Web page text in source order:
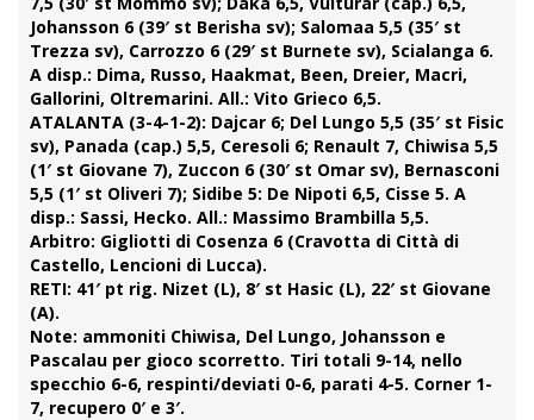
Johansson 6 (39′ st Berisha sv); Salomaa 5,5 (35′ st
Trezza sv), Carrozzo 6 (29′ st Burnete sv), Scialanga 6.
A disp.: Dima, Russo, Haakmat, Been, Dreier, Macri,
Gallorini, Oltremarini. All.: Vito Grieco 6,5.
ATALANTA (3-4-1-2): Dajcar 6; Del Lungo 5,5 (35′ st Fisic
sv), Panada (cap.) 5,5, Ceresoli 6; Renault 7, Chiwisa 5,5
(1′ st Giovane 7), Zuccon 6 (30′ st Omar sv), Bernasconi
5,5 (1′ st Oliveri 7); Sidibe 5: De Nipoti 6,5, Cisse 5. A
disp.: Sassi, Hecko. All.: Massimo Brambilla 5,5.
Arbitro: Gigliotti di Cosenza 6 (Cravotta di Città di
Castello, Lencioni di Lucca).
RETI: 41′ pt rig. Nizet (L), 8′ st Hasic (L), 22′ st Giovane
(A).
Note: ammoniti Chiwisa, Del Lungo, Johansson e
Pascalau per gioco scorretto. Tiri totali 9-14, nello
specchio 6-6, respinti/deviati 0-6, parati 4-5. Corner 1-
7, recupero 0′ e 3′.